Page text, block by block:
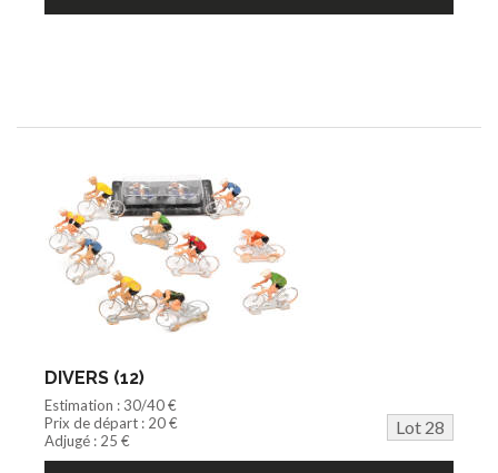
DIVERS (12)
Estimation : 30/40 €
Prix de départ : 20 €
Lot 28
Adjugé : 25 €